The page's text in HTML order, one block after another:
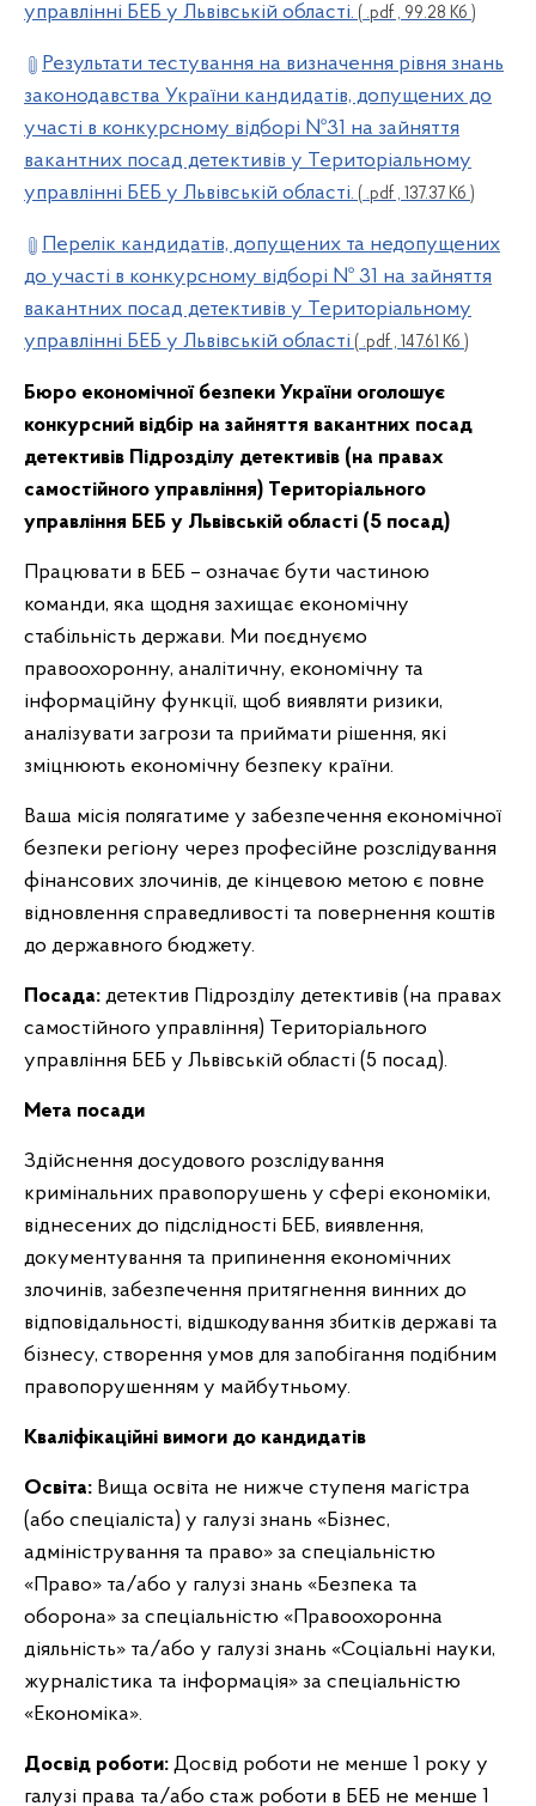
управлінні БЕБ у Львівській області. ( .pdf , 99.28 Кб )
Результати тестування на визначення рівня знань
законодавства України кандидатів, допущених до
участі в конкурсному відборі №31 на зайняття
вакантних посад детективів у Територіальному
управлінні БЕБ у Львівській області. ( .pdf , 137.37 Кб )
Перелік кандидатів, допущених та недопущених
до участі в конкурсному відборі № 31 на зайняття
вакантних посад детективів у Територіальному
управлінні БЕБ у Львівській області ( .pdf , 147.61 Кб )
Бюро економічної безпеки України оголошує
конкурсний відбір на зайняття вакантних посад
детективів Підрозділу детективів (на правах
самостійного управління) Територіального
управління БЕБ у Львівській області (5 посад)
Працювати в БЕБ – означає бути частиною
команди, яка щодня захищає економічну
стабільність держави. Ми поєднуємо
правоохоронну, аналітичну, економічну та
інформаційну функції, щоб виявляти ризики,
аналізувати загрози та приймати рішення, які
зміцнюють економічну безпеку країни.
Ваша місія полягатиме у забезпечення економічної
безпеки регіону через професійне розслідування
фінансових злочинів, де кінцевою метою є повне
відновлення справедливості та повернення коштів
до державного бюджету.
Посада: детектив Підрозділу детективів (на правах
самостійного управління) Територіального
управління БЕБ у Львівській області (5 посад).
Мета посади
Здійснення досудового розслідування
кримінальних правопорушень у сфері економіки,
віднесених до підслідності БЕБ, виявлення,
документування та припинення економічних
злочинів, забезпечення притягнення винних до
відповідальності, відшкодування збитків державі та
бізнесу, створення умов для запобігання подібним
правопорушенням у майбутньому.
Кваліфікаційні вимоги до кандидатів
Освіта: Вища освіта не нижче ступеня магістра
(або спеціаліста) у галузі знань «Бізнес,
адміністрування та право» за спеціальністю
«Право» та/або у галузі знань «Безпека та
оборона» за спеціальністю «Правоохоронна
діяльність» та/або у галузі знань «Соціальні науки,
журналістика та інформація» за спеціальністю
«Економіка».
Досвід роботи: Досвід роботи не менше 1 року у
галузі права та/або стаж роботи в БЕБ не менше 1